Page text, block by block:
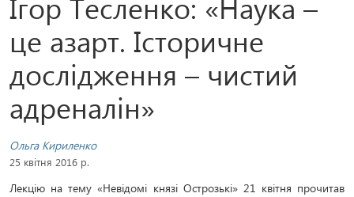
це азарт. Історичне
дослідження – чистий
адреналін»
Ольга Кириленко
25 квітня 2016 р.
Лекцію на тему «Невідомі князі Острозькі» 21 квітня прочитав